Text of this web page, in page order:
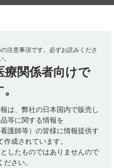
Drug Information
（網膜剥離を除く）の副
さい。
用について教えてください。
注意事項です。 必ずお読みくださ
。
療関係者向けで
は、弊社の日本国内で販売し
等に関する情報を
護師等）の皆様に情報提供す
成されています。
したものではありませんので
ださい。